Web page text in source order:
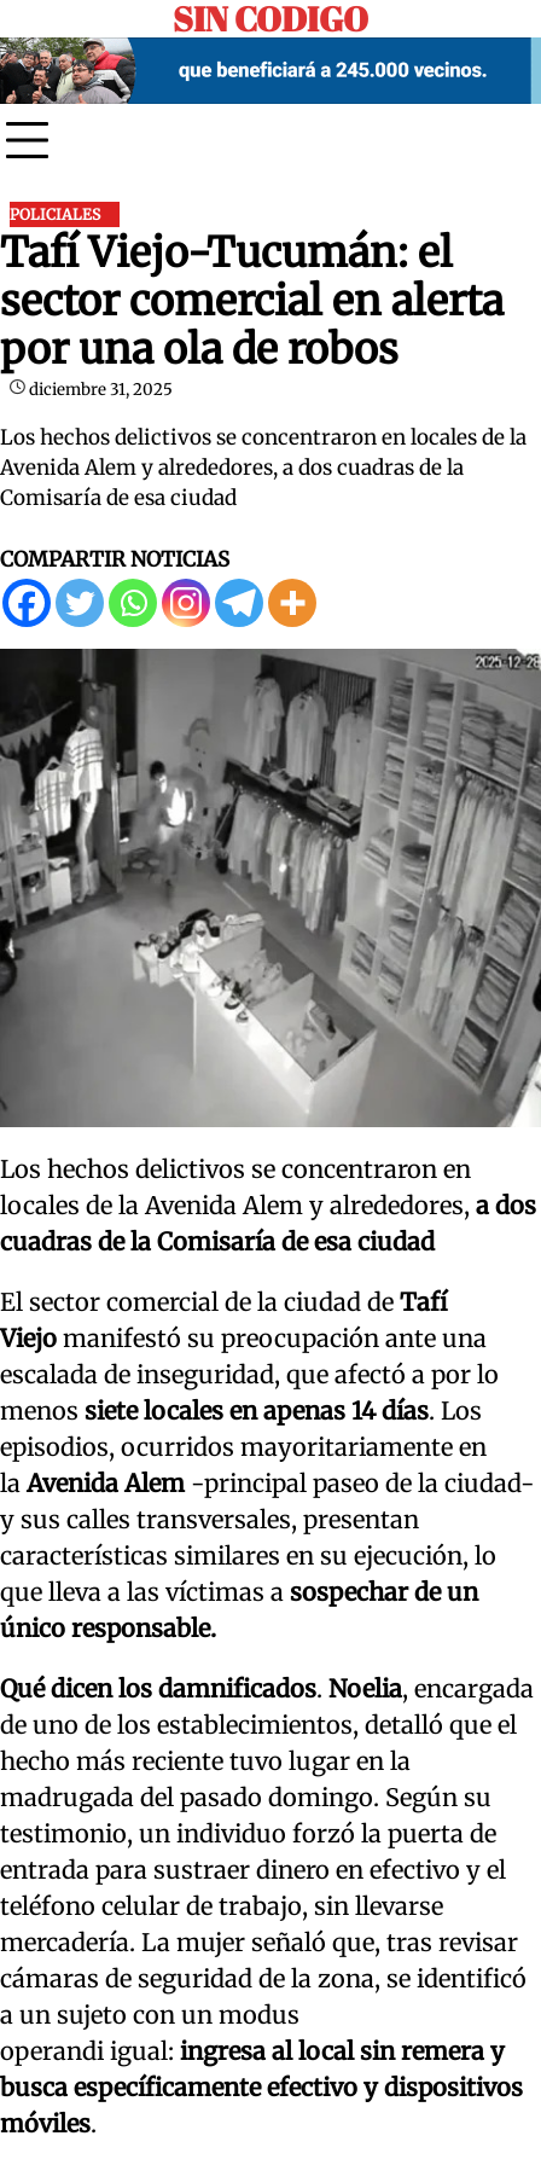
to
content
SIN CODIGO
POLICIALES
Tafí Viejo-Tucumán: el
sector comercial en alerta
por una ola de robos
diciembre 31, 2025
Los hechos delictivos se concentraron en locales de la
Avenida Alem y alrededores, a dos cuadras de la
Comisaría de esa ciudad
COMPARTIR NOTICIAS
Los hechos delictivos se concentraron en
locales de la Avenida Alem y alrededores, a dos
cuadras de la Comisaría de esa ciudad
El sector comercial de la ciudad de Tafí
Viejo manifestó su preocupación ante una
escalada de inseguridad, que afectó a por lo
menos siete locales en apenas 14 días. Los
episodios, ocurridos mayoritariamente en
laAvenida Alem-principal paseo de la ciudad-
y sus calles transversales, presentan
características similares en su ejecución, lo
que lleva a las víctimas a sospechar de un
único responsable.
Qué dicen los damnificados. Noelia, encargada
de uno de los establecimientos, detalló que el
hecho más reciente tuvo lugar en la
madrugada del pasado domingo. Según su
testimonio, un individuo forzó la puerta de
entrada para sustraer dinero en efectivo y el
teléfono celular de trabajo, sin llevarse
mercadería. La mujer señaló que, tras revisar
cámaras de seguridad de la zona, se identificó
a un sujeto con un modus
operandi igual: ingresa al local sin remera y
busca específicamente efectivo y dispositivos
móviles.